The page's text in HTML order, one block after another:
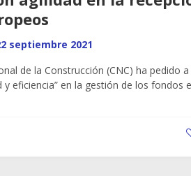
septiembre 2021
de la Construcción (CNC) ha pedido a
y eficiencia” en la gestión de los fondos